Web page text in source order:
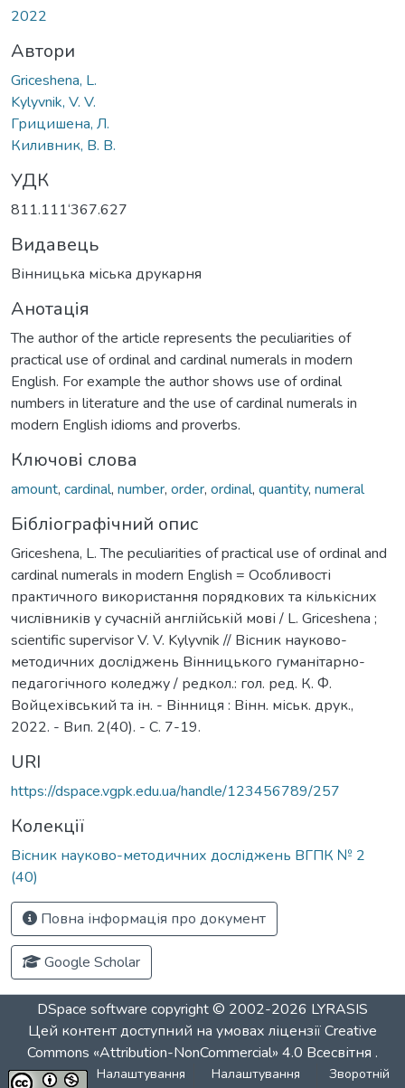
2022
Автори
Griceshena, L.
Kylyvnik, V. V.
Грицишена, Л.
Киливник, В. В.
УДК
811.111‘367.627
Видавець
Вінницька міська друкарня
Анотація
The author of the article represents the peculiarities of
practical use of ordinal and cardinal numerals in modern
English. For example the author shows use of ordinal
numbers in literature and the use of cardinal numerals in
modern English idioms and proverbs.
Ключові слова
amount, cardinal, number, order, ordinal, quantity, numeral
Бібліографічний опис
Griceshena, L. The peculiarities of practical use of ordinal and
cardinal numerals in modern English = Особливості
практичного використання порядкових та кількісних
числівників у сучасній англійській мові / L. Griceshena ;
scientific supervisor V. V. Kylyvnik // Вісник науково-
методичних досліджень Вінницького гуманітарно-
педагогічного коледжу / редкол.: гол. ред. К. Ф.
Войцехівський та ін. - Вінниця : Вінн. міськ. друк.,
2022. - Вип. 2(40). - С. 7-19.
URI
https://dspace.vgpk.edu.ua/handle/123456789/257
Колекції
Вісник науково-методичних досліджень ВГПК № 2
(40)
Повна інформація про документ
Google Scholar
DSpace software copyright © 2002-2026 LYRASIS
Цей контент доступний на умовах ліцензіїCreative
Commons «Attribution-NonCommercial» 4.0 Всесвітня .
Налаштування
Налаштування
Зворотній